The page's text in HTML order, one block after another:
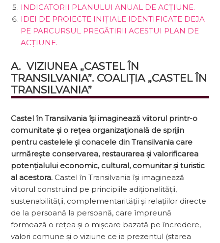
INDICATORII PLANULUI ANUAL DE ACȚIUNE.
IDEI DE PROIECTE INIȚIALE IDENTIFICATE DEJA
PE PARCURSUL PREGĂTIRII ACESTUI PLAN DE
ACȚIUNE.
A.  VIZIUNEA „CASTEL ÎN
TRANSILVANIA”. COALIȚIA „CASTEL ÎN
TRANSILVANIA”
Castel în Transilvania își imaginează viitorul printr-o
comunitate și o re­țea organizațională de sprijin
pentru castelele și conacele din Transilva­nia care
urmărește conservarea, restaurarea și valorificarea
potențialului economic, cultural, comunitar și turistic
al acestora. Castel în Transilvania își imaginează
viitorul construind pe principiile adiționalității,
sustenabilității, complemen­tarității și relațiilor directe
de la persoană la persoană, care împreună
formează o rețea și o mișcare bazată pe încredere,
valori comune și o viziune ce ia prezentul (starea